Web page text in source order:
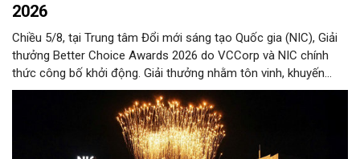
2026
Chiều 5/8, tại Trung tâm Đổi mới sáng tạo Quốc gia (NIC), Giải
thưởng Better Choice Awards 2026 do VCCorp và NIC chính
thức công bố khởi động. Giải thưởng nhằm tôn vinh, khuyến
khích, cổ vũ những giá trị đổi mới, sáng tạo, áp dụng trong đời
sống thực, phục vụ người tiêu dùng.